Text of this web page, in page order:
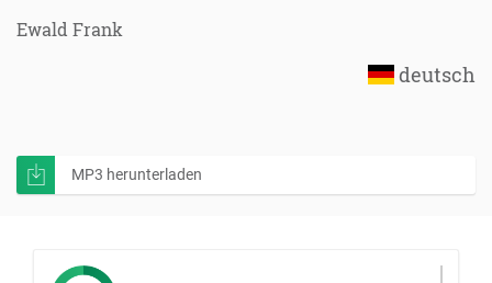
Ewald Frank
deutsch
MP3 herunterladen